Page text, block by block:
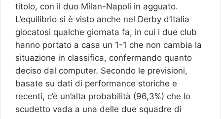
titolo, con il duo Milan-Napoli in agguato.
L’equilibrio si è visto anche nel Derby d’Italia
giocatosi qualche giornata fa, in cui i due club
hanno portato a casa un 1-1 che non cambia la
situazione in classifica, confermando quanto
deciso dal computer. Secondo le previsioni,
basate su dati di performance storiche e
recenti, c’è un’alta probabilità (96,3%) che lo
scudetto vada a una delle due squadre di